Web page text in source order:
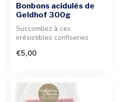
Bonbons acidulés de
Geldhof 300g
Succombez à ces
irrésistibles confiseries
goût dans c...
€5,00